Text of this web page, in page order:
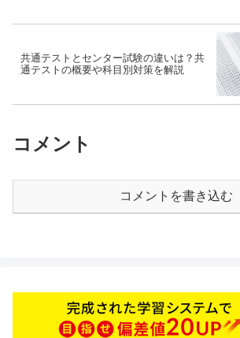
共通テストとセンター試験の違いは？共
通テストの概要や科目別対策を解説
コメント
コメントを書き込む